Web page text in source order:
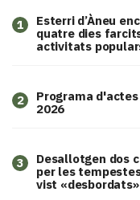
1
Esterri d’Àneu
quatre dies
activitats
2
Programa
2026
3
​Desallotgen dos
per les
vist «desbordats»